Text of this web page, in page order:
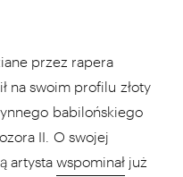
przez rapera
na swoim profilu złoty
babilońskiego
II. O swojej
artysta wspominał już